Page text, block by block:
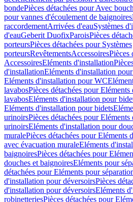
bondePièces détachées pour Avec
pour vannes d'écoulement de baignoires
raccordementArrivées d'eauSystèmes
d'eauGeberit DuofixParoisPièces
porteursPièces détachées pour Systèmes
porteursRevêtementsAccessoiresPièces
AccessoiresEléments d'installation
d'installationEléments d'installation
Eléments d'installation pour WC
lavabosPièces détachées pour
lavabosEléments d'installation pour
Eléments d'installation pour bidets
urinoirsPièces détachées pour
urinoirsEléments d'installation pour
muralePièces détachées pour Eléments
avec évacuation muraleEléments
baignoiresPièces détachées pour
douches et baignoiresEléments pour
détachées pour Eléments pour
d'installation pour déversoirsPièces
d'installation pour déversoirsEléments
robinetteriesPièces détachées pour